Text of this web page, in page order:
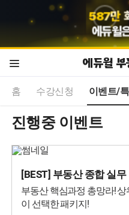
587만
에듀윌
에듀윌 부
홈 수강신청 이벤트/
진행중 이벤트
[BEST] 부동산 종합 실무
부동산 핵심과정 총망라!
이 선택한 패키지!